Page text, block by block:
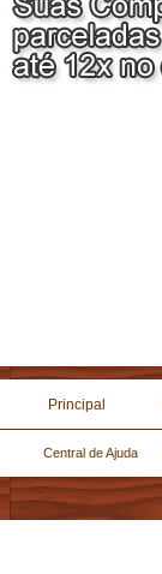
Principal
Central de Ajuda